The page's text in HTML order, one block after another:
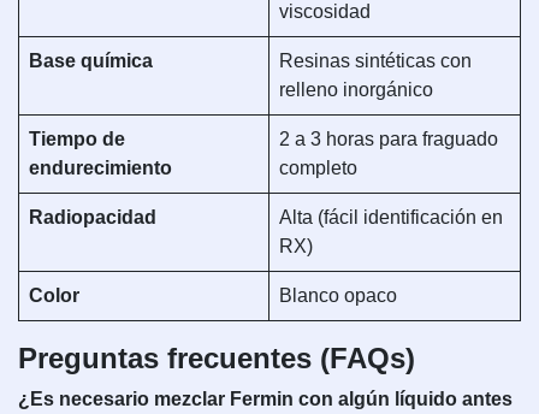
viscosidad
Base química
Resinas sintéticas con
relleno inorgánico
Tiempo de
endurecimiento
2 a 3 horas para fraguado
completo
Radiopacidad
Alta (fácil identificación en
RX)
Color Blanco opaco
Preguntas frecuentes (FAQs)
¿Es necesario mezclar Fermin con algún líquido antes